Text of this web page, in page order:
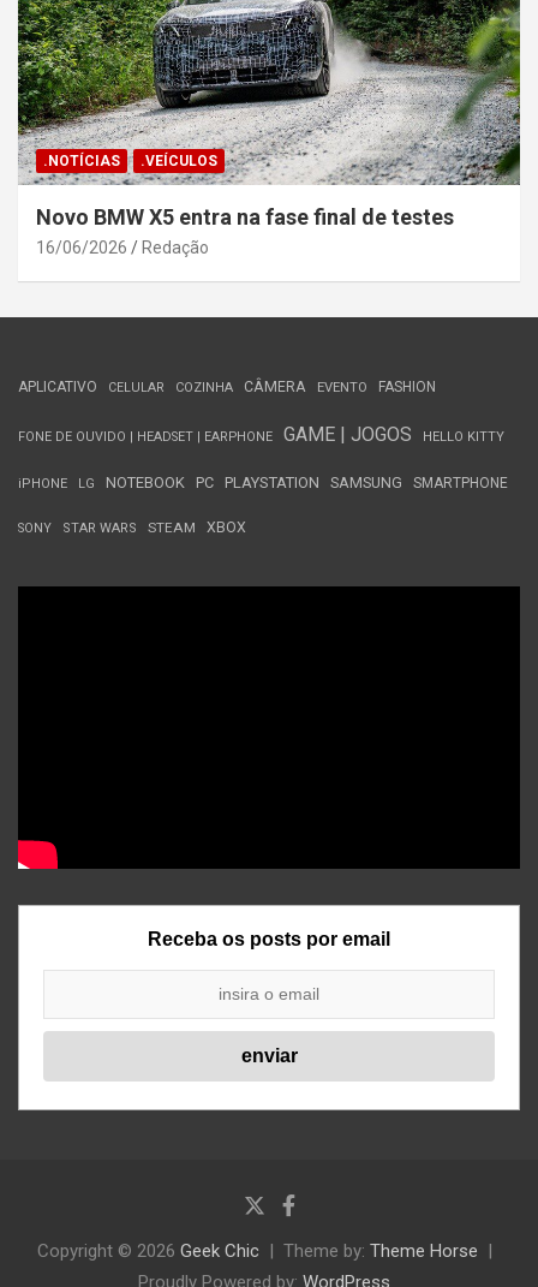
.NOTÍCIAS .VEÍCULOS
Novo BMW X5 entra na fase final de testes
16/06/2026 Redação
APLICATIVO CELULAR COZINHA CÂMERA EVENTO FASHION
FONE DE OUVIDO | HEADSET | EARPHONE GAME | JOGOS HELLO KITTY
iPHONE LG NOTEBOOK PC PLAYSTATION SAMSUNG SMARTPHONE
SONY STAR WARS STEAM XBOX
Receba os posts por email
Copyright © 2026 Geek Chic Theme by: Theme Horse